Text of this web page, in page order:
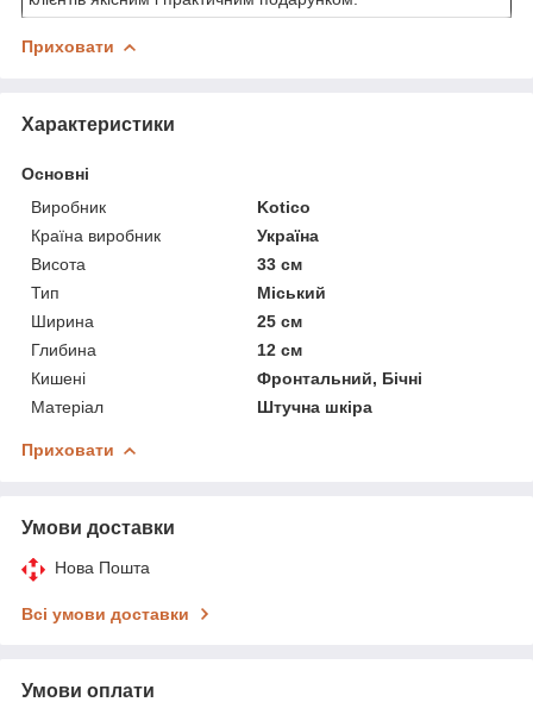
Приховати
Характеристики
Основні
Виробник
Kotico
Країна виробник
Україна
Висота
33 см
Тип
Міський
Ширина
25 см
Глибина
12 см
Кишені
Фронтальний, Бічні
Матеріал
Штучна шкіра
Приховати
Умови доставки
Нова Пошта
Всі умови доставки
Умови оплати